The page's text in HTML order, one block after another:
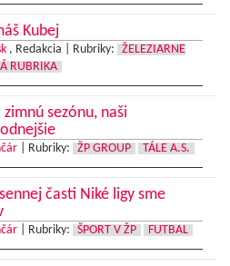
Kubej
, Redakcia | Rubriky:
ŽELEZIARNE
RUBRIKA
sezónu, naši
Rubriky: ŽP GROUP TÁLE A.S.
časti Niké ligy sme
Rubriky: ŠPORT V ŽP FUTBAL